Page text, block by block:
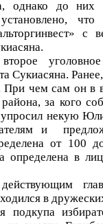
однако до
что
с
Сукиасяна.
При чем сам он в
за кого
упросил некую
и
от 100
в
в
подкупа